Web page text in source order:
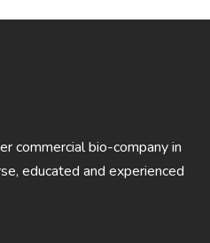
commercial bio-company in
educated and experienced